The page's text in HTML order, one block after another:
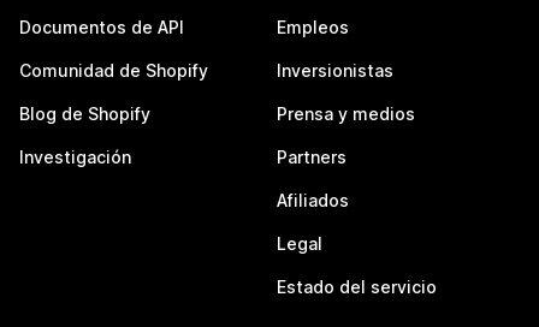
Documentos de API
Comunidad de Shopify
Blog de Shopify
Investigación
Empleos
Inversionistas
Prensa y medios
Partners
Afiliados
Legal
Estado del servicio